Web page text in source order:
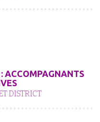
ACCOMPAGNANTS
DISTRICT